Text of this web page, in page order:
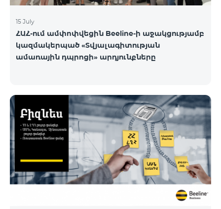
15 July
ՀԱՀ-ում ամփոփվեցին Beeline-ի աջակցությամբ
կազմակերպած «Տվյալագիտության
ամառային դպրոցի» արդյունքները